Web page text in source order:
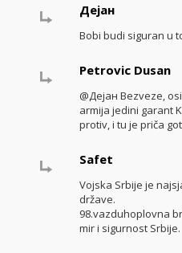
Дејан
Bobi budi siguran u
Petrovic Dusan
@Дејан Bezveze,
armija jedini garant
protiv, i tu je priča
Safet
Vojska Srbije je
države.
98.vazduhoplovna
mir i sigurnost Srbije.